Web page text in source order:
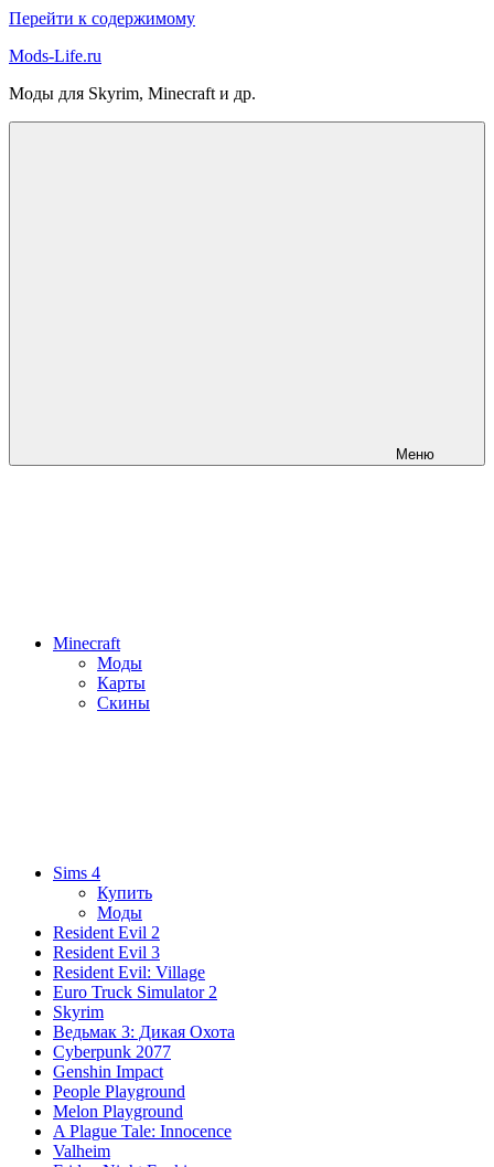
Перейти к содержимому
Mods-Life.ru
Моды для Skyrim, Minecraft и др.
Меню
Minecraft
Моды
Карты
Скины
Sims 4
Купить
Моды
Resident Evil 2
Resident Evil 3
Resident Evil: Village
Euro Truck Simulator 2
Skyrim
Ведьмак 3: Дикая Охота
Cyberpunk 2077
Genshin Impact
People Playground
Melon Playground
A Plague Tale: Innocence
Valheim